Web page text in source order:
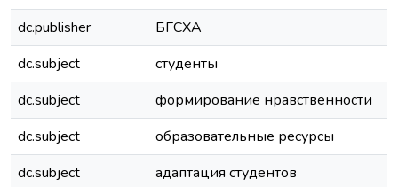
dc.publisher
БГСХА
dc.subject
студенты
dc.subject
формирование нравственности
dc.subject
образовательные ресурсы
dc.subject
адаптация студентов